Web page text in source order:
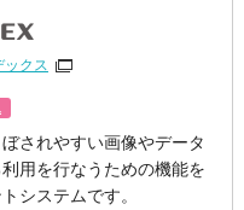
ックス
されやすい画像やデータ
用を行なうための機能を
システムです。